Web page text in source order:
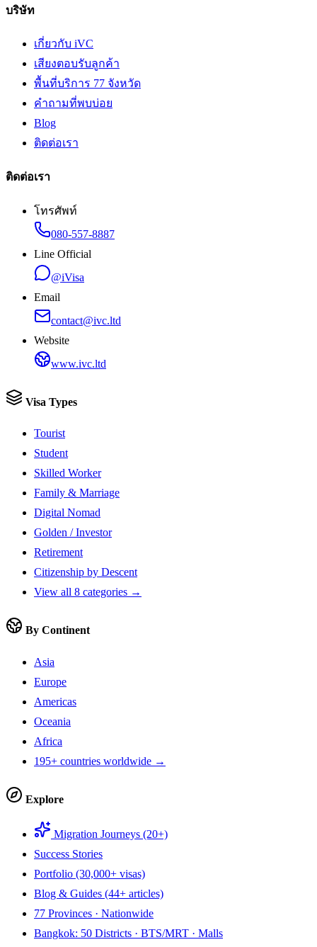
บริษัท
เกี่ยวกับ iVC
เสียงตอบรับลูกค้า
พื้นที่บริการ 77 จังหวัด
คำถามที่พบบ่อย
Blog
ติดต่อเรา
ติดต่อเรา
โทรศัพท์
080-557-8887
Line Official
@iVisa
Email
contact@ivc.ltd
Website
www.ivc.ltd
Visa Types
Tourist
Student
Skilled Worker
Family & Marriage
Digital Nomad
Golden / Investor
Retirement
Citizenship by Descent
View all 8 categories →
By Continent
Asia
Europe
Americas
Oceania
Africa
195+ countries worldwide →
Explore
Migration Journeys (20+)
Success Stories
Portfolio (30,000+ visas)
Blog & Guides (44+ articles)
77 Provinces · Nationwide
Bangkok: 50 Districts · BTS/MRT · Malls